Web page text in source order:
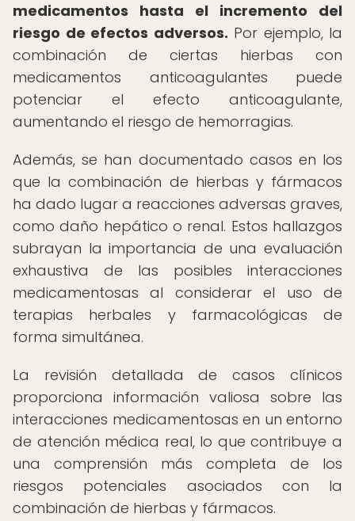
medicamentos hasta el incremento del
riesgo de efectos adversos. Por ejemplo, la
combinación de ciertas hierbas con
medicamentos anticoagulantes puede
potenciar el efecto anticoagulante,
aumentando el riesgo de hemorragias.
Además, se han documentado casos en los
que la combinación de hierbas y fármacos
ha dado lugar a reacciones adversas graves,
como daño hepático o renal. Estos hallazgos
subrayan la importancia de una evaluación
exhaustiva de las posibles interacciones
medicamentosas al considerar el uso de
terapias herbales y farmacológicas de
forma simultánea.
La revisión detallada de casos clínicos
proporciona información valiosa sobre las
interacciones medicamentosas en un entorno
de atención médica real, lo que contribuye a
una comprensión más completa de los
riesgos potenciales asociados con la
combinación de hierbas y fármacos.